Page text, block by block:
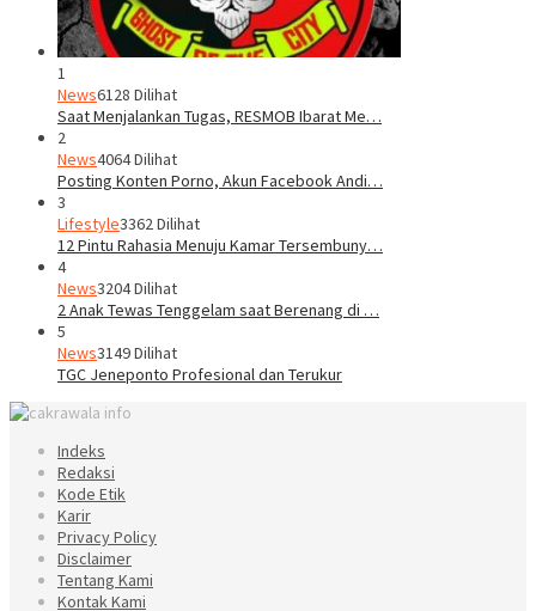
1
News6128 Dilihat
Saat Menjalankan Tugas, RESMOB Ibarat Me…
2
News4064 Dilihat
Posting Konten Porno, Akun Facebook Andi…
3
Lifestyle3362 Dilihat
12 Pintu Rahasia Menuju Kamar Tersembuny…
4
News3204 Dilihat
2 Anak Tewas Tenggelam saat Berenang di …
5
News3149 Dilihat
TGC Jeneponto Profesional dan Terukur
Indeks
Redaksi
Kode Etik
Karir
Privacy Policy
Disclaimer
Tentang Kami
Kontak Kami